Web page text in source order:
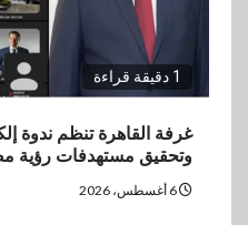
1 دقيقة قراءة
غرفة القاهرة تنظم ندوة
وتحقيق مستهدفات رؤية مصر